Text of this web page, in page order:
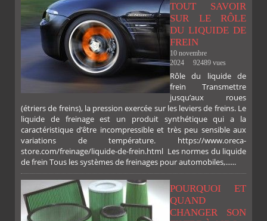
TOUT SAVOIR
SUR LE RÔLE
DU LIQUIDE DE
FREIN
10 novembre
2024
92489 vues
Rôle du liquide de
frein Transmettre
jusqu’aux roues
(étriers de freins), la pression exercée sur les leviers de freins. Le
liquide de freinage est un produit synthétique qui a la
caractéristique d’être incompressible et très peu sensible aux
variations de température. https://www.oreca-
store.com/freinage/liquide-de-frein.html Les normes du liquide
de frein Tous les systèmes de freinages pour automobiles,......
POURQUOI ET
QUAND
CHANGER SON